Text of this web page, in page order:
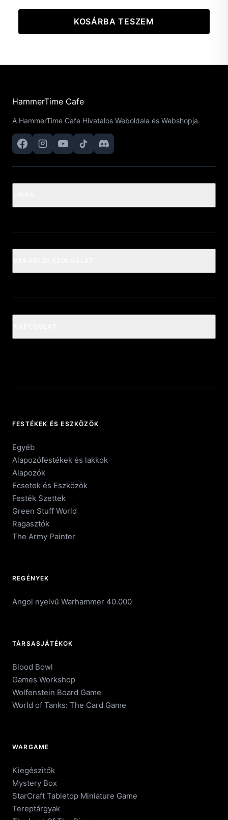
KOSÁRBA TESZEM
HammerTime Cafe
A HammerTime Cafe Hivatalos Weboldala és Webshopja.
FESTÉKEK ÉS ESZKÖZÖK
Egyéb
Alapozófestékek és lakkok
Alapozók
Ecsetek és Eszközök
Festék Szettek
Green Stuff World
Ragasztók
The Army Painter
REGÉNYEK
Angol nyelvű Warhammer 40.000
TÁRSASJÁTÉKOK
Blood Bowl
Games Workshop
Wolfenstein Board Game
World of Tanks: The Card Game
WARGAME
Kiegészitők
Mystery Box
StarCraft Tabletop Miniature Game
Tereptárgyak